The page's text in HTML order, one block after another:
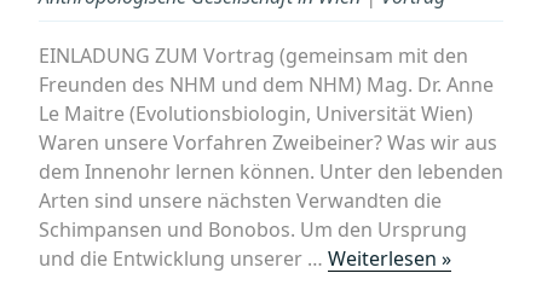
EINLADUNG ZUM Vortrag (gemeinsam mit den
Freunden des NHM und dem NHM) Mag. Dr. Anne
Le Maitre (Evolutionsbiologin, Universität Wien)
Waren unsere Vorfahren Zweibeiner? Was wir aus
dem Innenohr lernen können. Unter den lebenden
Arten sind unsere nächsten Verwandten die
Schimpansen und Bonobos. Um den Ursprung
und die Entwicklung unserer … Weiterlesen »„Vortrag: